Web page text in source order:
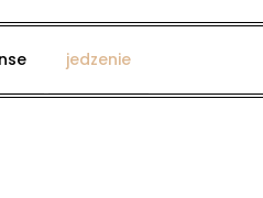
jedzenie